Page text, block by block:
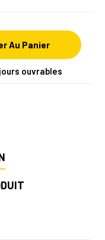
Au Panier
ouvrables